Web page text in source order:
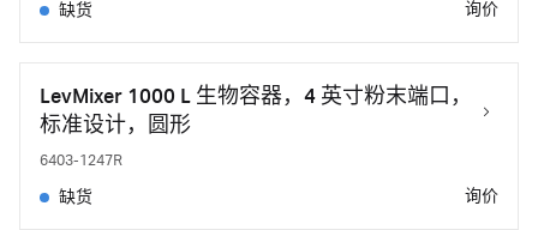
缺货 询价
LevMixer 1000 L 生物容器，4 英寸粉末端口，
标准设计，圆形
6403-1247R
缺货 询价